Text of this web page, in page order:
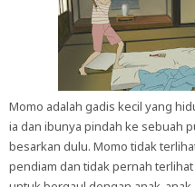
Momo adalah gadis kecil yang
ia dan ibunya pindah ke sebuah
besarkan dulu. Momo tidak
pendiam dan tidak pernah